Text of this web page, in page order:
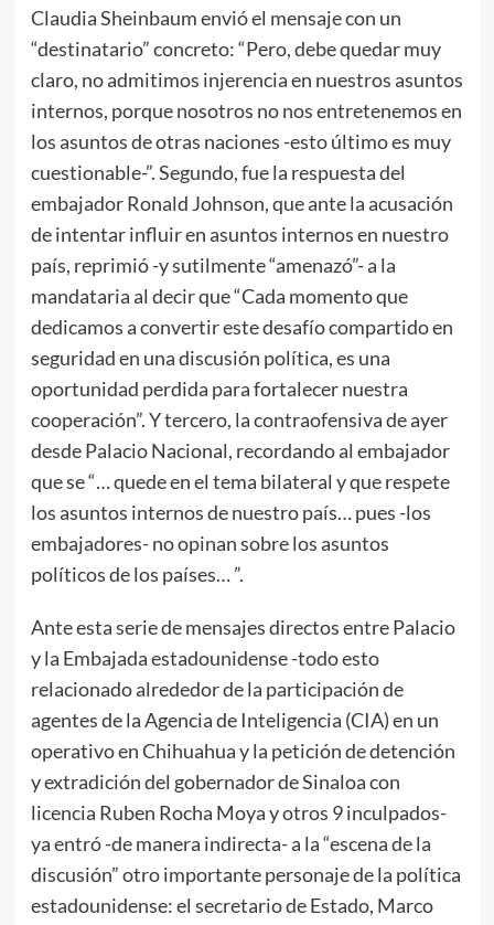
Claudia Sheinbaum envió el mensaje con un
“destinatario” concreto: “Pero, debe quedar muy
claro, no admitimos injerencia en nuestros asuntos
internos, porque nosotros no nos entretenemos en
los asuntos de otras naciones -esto último es muy
cuestionable-”. Segundo, fue la respuesta del
embajador Ronald Johnson, que ante la acusación
de intentar influir en asuntos internos en nuestro
país, reprimió -y sutilmente “amenazó”- a la
mandataria al decir que “Cada momento que
dedicamos a convertir este desafío compartido en
seguridad en una discusión política, es una
oportunidad perdida para fortalecer nuestra
cooperación”. Y tercero, la contraofensiva de ayer
desde Palacio Nacional, recordando al embajador
que se “… quede en el tema bilateral y que respete
los asuntos internos de nuestro país… pues -los
embajadores- no opinan sobre los asuntos
políticos de los países… ”.
Ante esta serie de mensajes directos entre Palacio
y la Embajada estadounidense -todo esto
relacionado alrededor de la participación de
agentes de la Agencia de Inteligencia (CIA) en un
operativo en Chihuahua y la petición de detención
y extradición del gobernador de Sinaloa con
licencia Ruben Rocha Moya y otros 9 inculpados-
ya entró -de manera indirecta- a la “escena de la
discusión” otro importante personaje de la política
estadounidense: el secretario de Estado, Marco